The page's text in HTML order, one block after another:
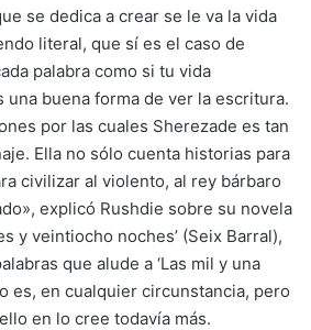
se dedica a crear se le va la vida
literal, que sí es el caso de
palabra como si tu vida
buena forma de ver la escritura.
por las cuales Sherezade es tan
Ella no sólo cuenta historias para
civilizar al violento, al rey bárbaro
explicó Rushdie sobre su novela
y veintiocho noches’ (Seix Barral),
que alude a ‘Las mil y una
es, en cualquier circunstancia, pero
en lo cree todavía más.